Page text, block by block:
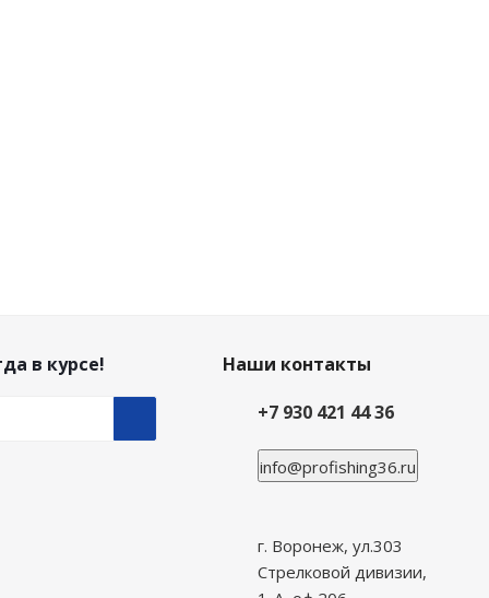
в курсе!
Наши контакты
+7 930 421 44 36
info@profishing36.ru
г. Воронеж, ул.303
Стрелковой дивизии,